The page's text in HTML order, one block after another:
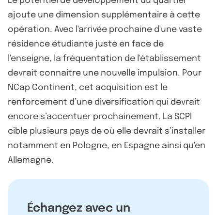
ajoute une dimension supplémentaire à cette
opération. Avec l'arrivée prochaine d'une vaste
résidence étudiante juste en face de
l'enseigne, la fréquentation de l'établissement
devrait connaître une nouvelle impulsion. Pour
NCap Continent, cet acquisition est le
renforcement d’une diversification qui devrait
encore s’accentuer prochainement. La SCPI
cible plusieurs pays de où elle devrait s’installer
notamment en Pologne, en Espagne ainsi qu'en
Allemagne.
Échangez avec un